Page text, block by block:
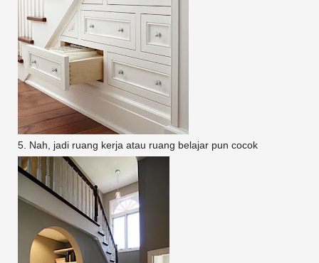
5. Nah, jadi ruang kerja atau ruang belajar pun cocok